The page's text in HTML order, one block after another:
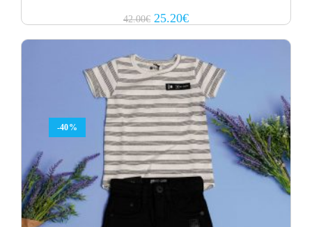
42.00€ Original
price
25.20€Current
price
-40%